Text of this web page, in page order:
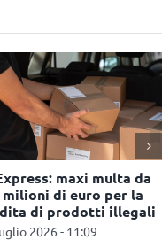
Hasbro
partnership
per The
22 Luglio 2026 -